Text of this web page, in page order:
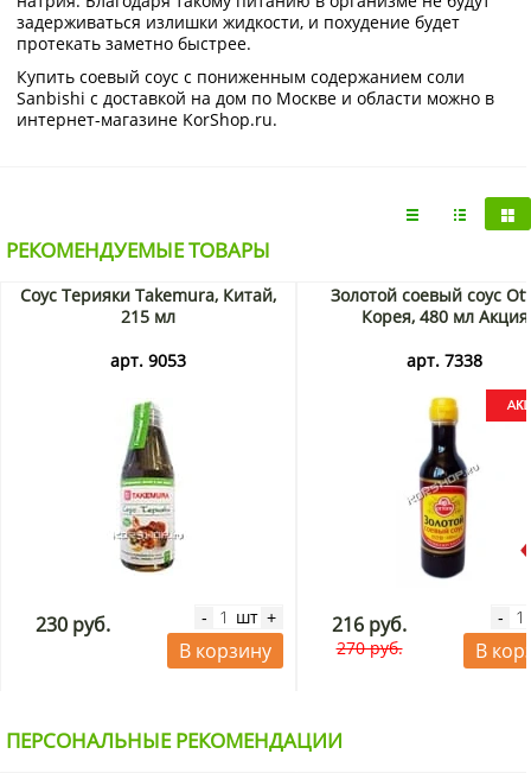
задерживаться излишки жидкости, и похудение будет
протекать заметно быстрее.
Купить соевый соус с пониженным содержанием соли
Sanbishi с доставкой на дом по Москве и области можно в
интернет-магазине KorShop.ru.
РЕКОМЕНДУЕМЫЕ ТОВАРЫ
Соус Терияки Takemura, Китай,
215 мл
арт. 9053
230 руб. - шт +
В корзину
Золотой соевый соус
Корея, 480 мл Акция
арт. 7338
216 руб.
270 руб.
-
В
ПЕРСОНАЛЬНЫЕ РЕКОМЕНДАЦИИ